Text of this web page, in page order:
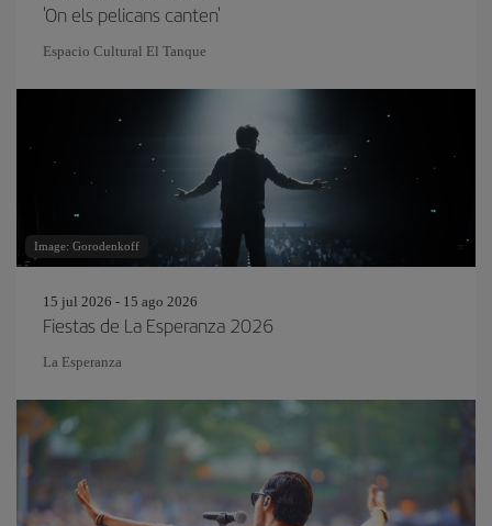
'On els pelicans canten'
Espacio Cultural El Tanque
Image: Gorodenkoff
15 jul 2026 - 15 ago 2026
Fiestas de La Esperanza 2026
La Esperanza